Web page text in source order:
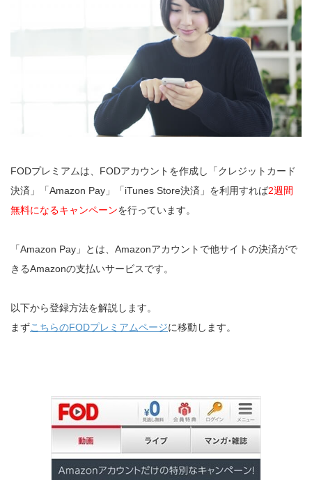
FODプレミアムは、FODアカウントを作成し「クレジットカード
決済」「Amazon Pay」「iTunes Store決済」を利用すれば2週間
無料になるキャンペーンを行っています。
「Amazon Pay」とは、Amazonアカウントで他サイトの決済がで
きるAmazonの支払いサービスです。
以下から登録方法を解説します。
まずこちらのFODプレミアムページに移動します。